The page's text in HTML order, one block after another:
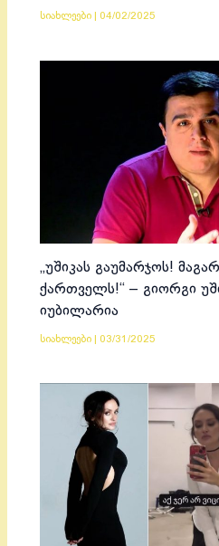
სიახლეები 04/02/2025
„უშიკას გაუმარჯოს!
ქართველს!“ – გიორგი
იუბილარია
სიახლეები 03/31/2025